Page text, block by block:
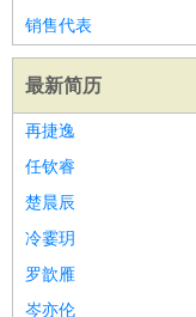
销售代表
最新简历
再捷逸
任钦睿
楚晨辰
冷霎玥
罗歆雁
岑亦伦